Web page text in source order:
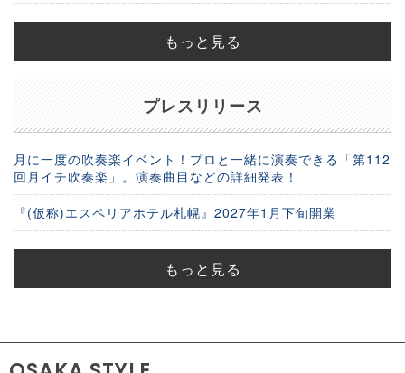
もっと見る
プレスリリース
月に一度の吹奏楽イベント！プロと一緒に演奏できる「第112
回月イチ吹奏楽」。演奏曲目などの詳細発表！
『(仮称)エスペリアホテル札幌』2027年1月下旬開業
もっと見る